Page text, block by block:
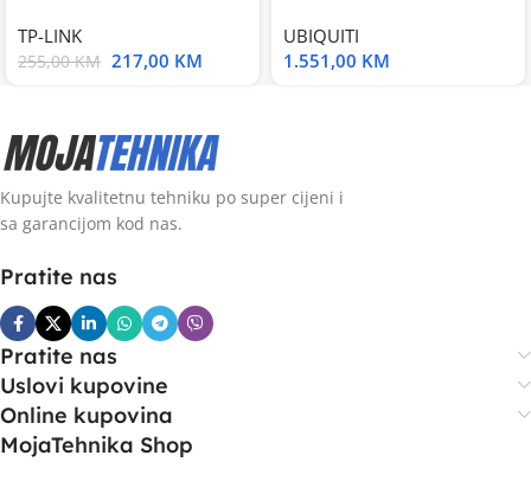
TP-LINK
255,00KM 217,00 KM
UBIQUITI
1.551,00 KM
Kupujte kvalitetnu tehniku po super cijeni i
sa garancijom kod nas.
Pratite nas
Pratite nas
Uslovi kupovine
Online kupovina
MojaTehnika Shop